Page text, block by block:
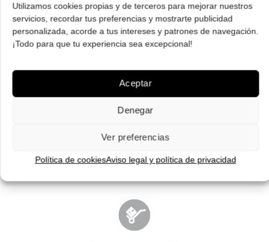
Utilizamos cookies propias y de terceros para mejorar nuestros
servicios, recordar tus preferencias y mostrarte publicidad
personalizada, acorde a tus intereses y patrones de navegación.
¡Todo para que tu experiencia sea excepcional!
Aceptar
Denegar
Ver preferencias
Política de cookiesAviso legal y política de privacidad
PAGO SEGURO
Tú eliges cómo pagar tus Roberto: Tarjeta, Pay Pal o contra
ENVÍOS GRATIS
Envíos gratuitos. Consulta aquí
toda la info relativa a envíos.